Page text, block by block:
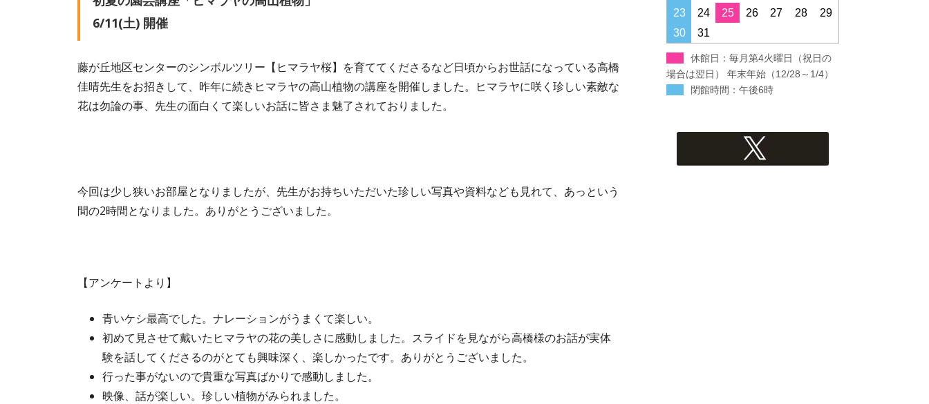
青葉スポーツプラザ
フィリアホール
6/11(土) 開催
藤が丘地区センターのシンボルツリー【ヒマラヤ桜】を育ててくださるなど日頃からお世話になっている高橋
佳晴先生をお招きして、昨年に続きヒマラヤの高山植物の講座を開催しました。ヒマラヤに咲く珍しい素敵な
花は勿論の事、先生の面白くて楽しいお話に皆さま魅了されておりました。
今回は少し狭いお部屋となりましたが、先生がお持ちいただいた珍しい写真や資料なども見れて、あっという
間の2時間となりました。ありがとうございました。
【アンケートより】
青いケシ最高でした。ナレーションがうまくて楽しい。
初めて見させて戴いたヒマラヤの花の美しさに感動しました。スライドを見ながら高橋様のお話が実体
験を話してくださるのがとても興味深く、楽しかったです。ありがとうございました。
行った事がないので貴重な写真ばかりで感動しました。
映像、話が楽しい。珍しい植物がみられました。
23
24 25 26 27 28
29
30
31
休館日：毎月第4火曜日（祝日の
場合は翌日） 年末年始（12/28～1/4）
閉館時間：午後6時